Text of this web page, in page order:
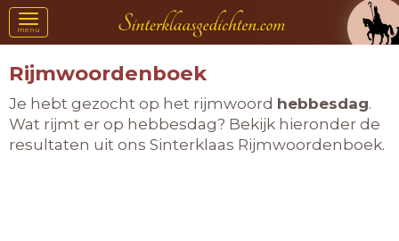
Toggle
navigation
menu
Rijmwoordenboek
Je hebt gezocht op het rijmwoord hebbesdag.
Wat rijmt er op hebbesdag? Bekijk hieronder de
resultaten uit ons Sinterklaas Rijmwoordenboek.